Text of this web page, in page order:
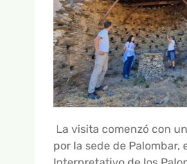
La visita comenzó con
por la sede de Palombar,